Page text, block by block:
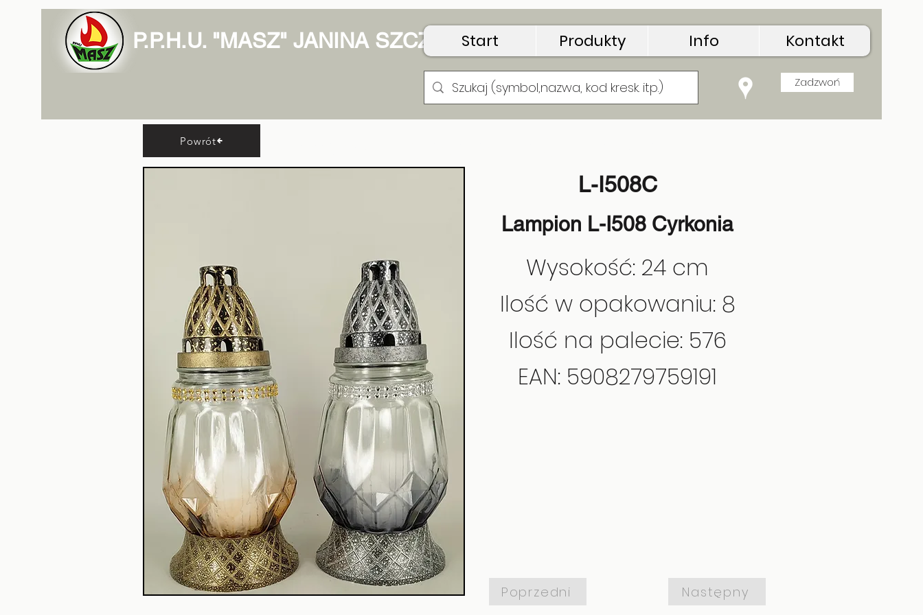
P.P.H.U. "MASZ" JANINA SZCZUDŁO
Start Produkty Info Kontakt
Zadzwoń
Lampion Kwadracik Cyrkonia
Wysokość: 24 cm
Ilość w opakowaniu: 8
Ilość na palecie: 576
EAN: 5908279759191
L-I508C
Lampion L-I508 Cyrkonia
Powrót
Następny
Poprzedni